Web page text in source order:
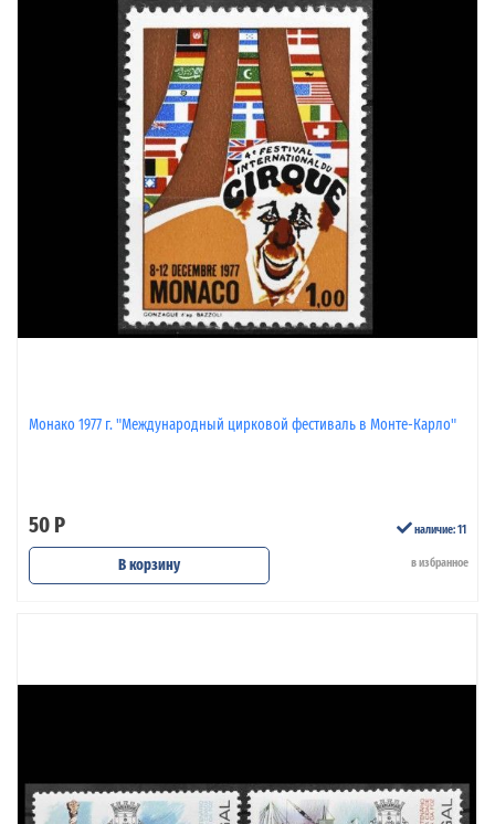
Монако 1977 г. "Международный цирковой фестиваль в Монте-Карло"
50 Р наличие: 11
В корзину в избранное